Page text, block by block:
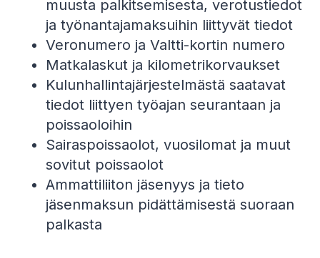
muusta palkitsemisesta, verotustiedot
ja työnantajamaksuihin liittyvät tiedot
Veronumero ja Valtti-kortin numero
Matkalaskut ja kilometrikorvaukset
Kulunhallintajärjestelmästä saatavat
tiedot liittyen työajan seurantaan ja
poissaoloihin
Sairaspoissaolot, vuosilomat ja muut
sovitut poissaolot
Ammattiliiton jäsenyys ja tieto
jäsenmaksun pidättämisestä suoraan
palkasta